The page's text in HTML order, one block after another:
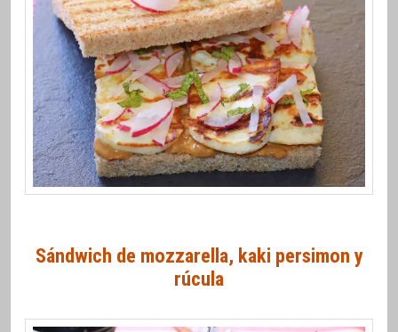
Sándwich de mozzarella, kaki persimon y
rúcula